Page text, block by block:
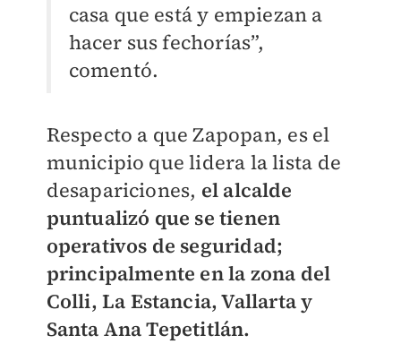
casa que está y empiezan a
hacer sus fechorías”,
comentó.
Respecto a que Zapopan, es el
municipio que lidera la lista de
desapariciones, el alcalde
puntualizó que se tienen
operativos de seguridad;
principalmente en la zona del
Colli, La Estancia, Vallarta y
Santa Ana Tepetitlán.